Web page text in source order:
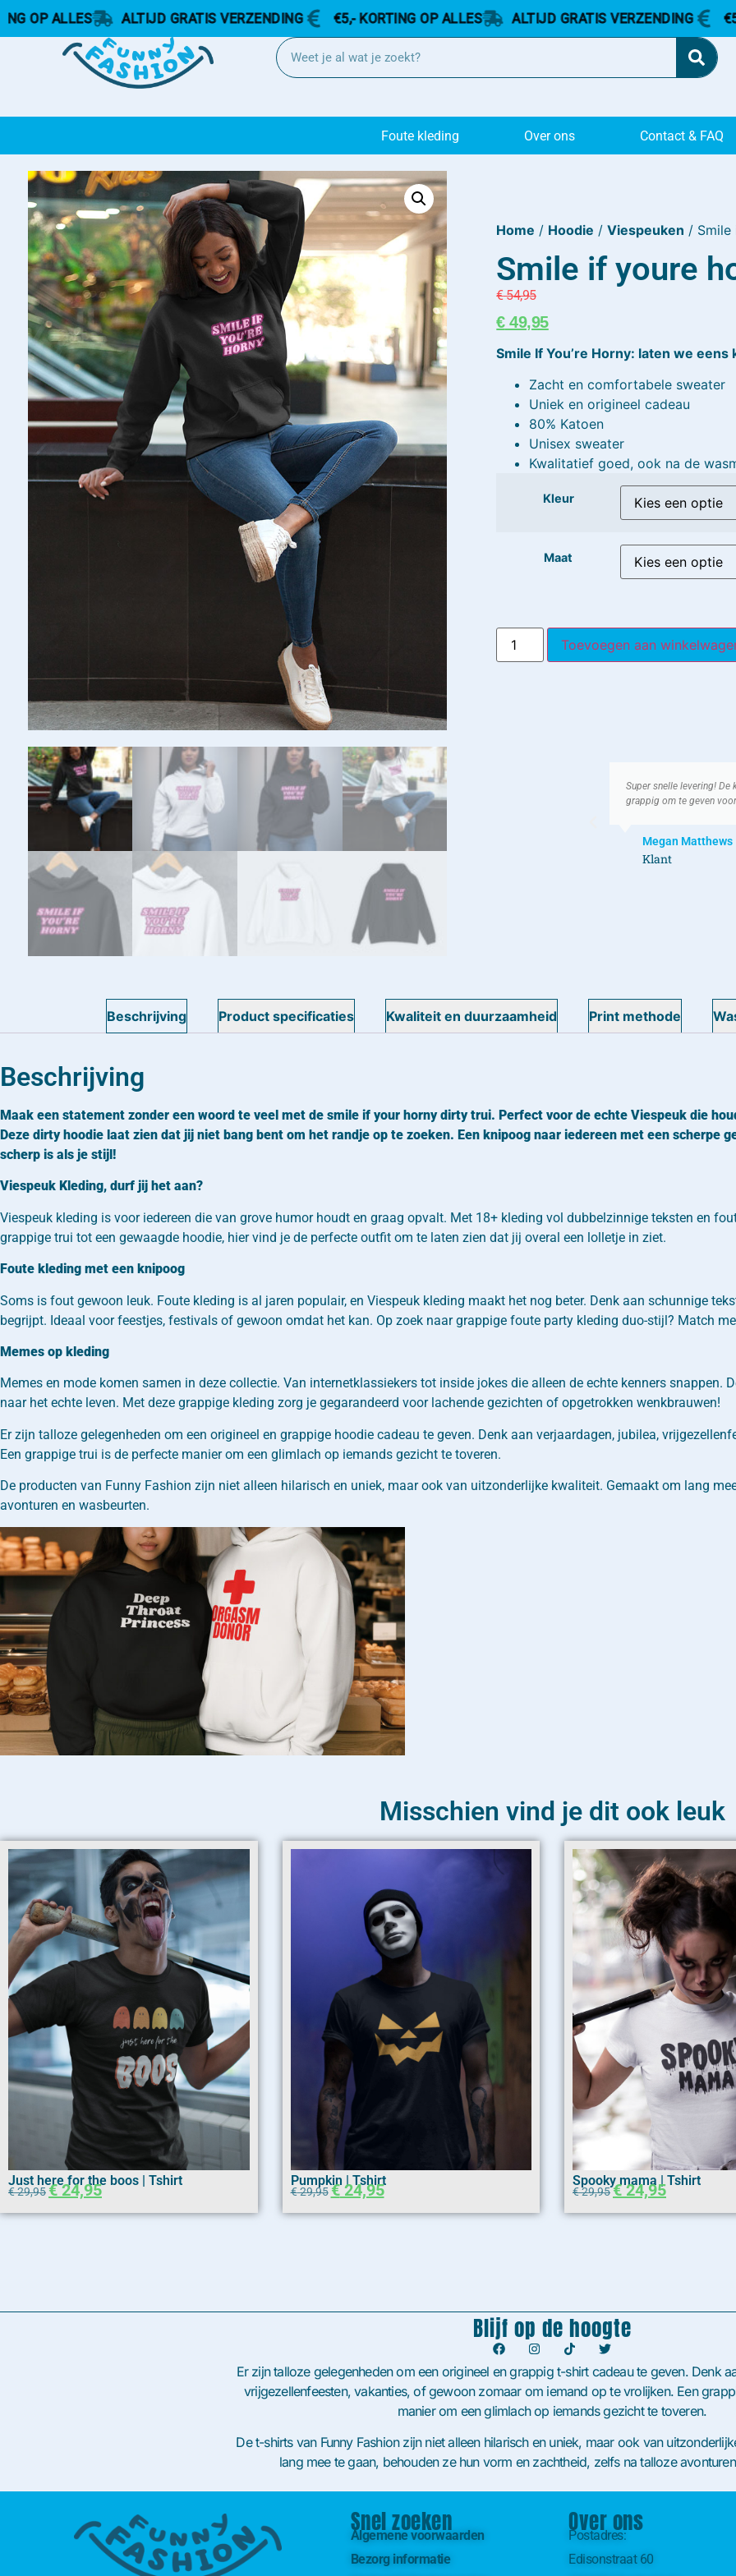
ALTIJD GRATIS VERZENDING €5,- KORTING OP ALLES ALTIJD GRATIS VERZENDING €5,-
Foute kleding Over ons Contact & FAQ
Home / Hoodie /Viespeuken /
Smile if youre
€54,95
€49,95
Smile If You’re Horny: laten we
Zacht en comfortabele sweater
Uniek en origineel cadeau
80% Katoen
Unisex sweater
Kwalitatief goed, ook na de
Kleur
Maat
Toevoegen aan
vriendinnen kwamen niet meer
Super snelle levering! De kwaliteit was ook erg goed. Leuke prints en erg
grappig om te geven voor vrienden op een verjaardag!
Megan Matthews
T-shirt was ruim op tijd
volgende verjaardag
Ruben V
Klant
Beschrijving Product specificaties Kwaliteit en duurzaamheid Print methode
Beschrijving
Maak een statement zonder een woord te veel met de smile if your horny dirty trui. Perfect voor de echte Viespeuk die
Deze dirty hoodie laat zien dat jij niet bang bent om het randje op te zoeken. Een knipoog naar iedereen met een scherpe
scherp is als je stijl!
Viespeuk Kleding, durf jij het aan?
Viespeuk kleding is voor iedereen die van grove humor houdt en graag opvalt. Met 18+ kleding vol dubbelzinnige teksten en
grappige trui tot een gewaagde hoodie, hier vind je de perfecte outfit om te laten zien dat jij overal een lolletje in ziet.
Foute kleding met een knipoog
Soms is fout gewoon leuk. Foute kleding is al jaren populair, en Viespeuk kleding maakt het nog beter. Denk aan schunnige
begrijpt. Ideaal voor feestjes, festivals of gewoon omdat het kan. Op zoek naar grappige foute party kleding duo-stijl? Match
Memes op kleding
Memes en mode komen samen in deze collectie. Van internetklassiekers tot inside jokes die alleen de echte kenners snappen.
naar het echte leven. Met deze grappige kleding zorg je gegarandeerd voor lachende gezichten of opgetrokken wenkbrauwen!
Er zijn talloze gelegenheden om een origineel en grappige hoodie cadeau te geven. Denk aan verjaardagen, jubilea,
Een grappige trui is de perfecte manier om een glimlach op iemands gezicht te toveren.
De producten van Funny Fashion zijn niet alleen hilarisch en uniek, maar ook van uitzonderlijke kwaliteit. Gemaakt om lang
avonturen en wasbeurten.
Misschien vind je dit ook leuk
Just here for the boos | Tshirt
€29,95€24,95 Pumpkin | Tshirt
€29,95€24,95 Spooky mama | Tshirt
€29,95€24,95
Blijf op de hoogte
Er zijn talloze gelegenheden om een origineel en grappig t-shirt cadeau te geven. Denk
vrijgezellenfeesten, vakanties, of gewoon zomaar om iemand op te vrolijken. Een
manier om een glimlach op iemands gezicht te toveren.
De t-shirts van Funny Fashion zijn niet alleen hilarisch en uniek, maar ook van
lang mee te gaan, behouden ze hun vorm en zachtheid, zelfs na talloze
Snel zoeken
Algemene voorwaarden
Bezorg informatie
Over ons
Postadres:
Edisonstraat 60